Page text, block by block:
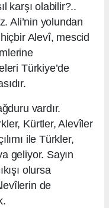
karşı olabilir?..
Ali’nin yolundan
Alevî, mescid
Türkiye’de
vardır.
Kürtler, Alevîler
ile Türkler,
geliyor. Sayın
olursa
de